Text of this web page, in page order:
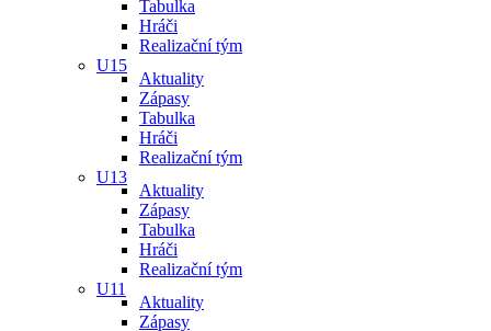
Tabulka
Hráči
Realizační tým
U15
Aktuality
Zápasy
Tabulka
Hráči
Realizační tým
U13
Aktuality
Zápasy
Tabulka
Hráči
Realizační tým
U11
Aktuality
Zápasy